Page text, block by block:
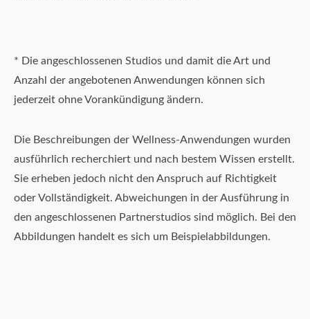
* Die angeschlossenen Studios und damit die Art und
Anzahl der angebotenen Anwendungen können sich
jederzeit ohne Vorankündigung ändern.
Die Beschreibungen der Wellness-Anwendungen wurden
ausführlich recherchiert und nach bestem Wissen erstellt.
Sie erheben jedoch nicht den Anspruch auf Richtigkeit
oder Vollständigkeit. Abweichungen in der Ausführung in
den angeschlossenen Partnerstudios sind möglich. Bei den
Abbildungen handelt es sich um Beispielabbildungen.